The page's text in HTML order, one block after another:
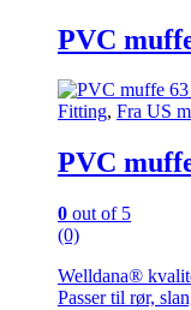
PVC
Fitting, Fra US
PVC
0 out of 5
(0)
Welldana®
Passer til rør,